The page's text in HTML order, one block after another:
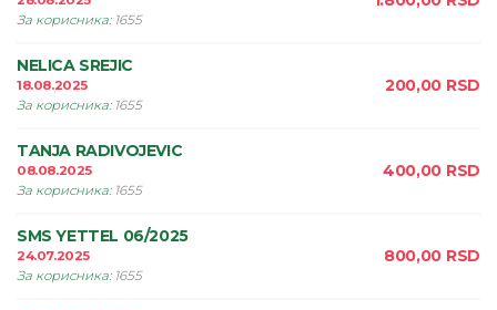
За корисника: 1655
NELICA SREJIC
18.08.2025
За корисника: 1655
200,00 RSD
TANJA RADIVOJEVIC
08.08.2025
За корисника: 1655
400,00 RSD
SMS YETTEL 06/2025
24.07.2025
За корисника: 1655
800,00 RSD